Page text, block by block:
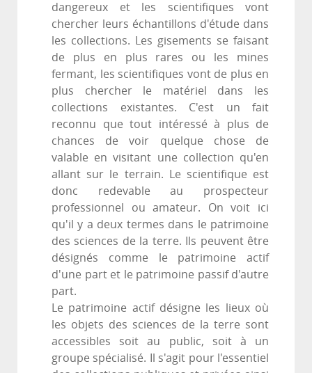
dangereux et les scientifiques vont
chercher leurs échantillons d'étude dans
les collections. Les gisements se faisant
de plus en plus rares ou les mines
fermant, les scientifiques vont de plus en
plus chercher le matériel dans les
collections existantes. C'est un fait
reconnu que tout intéressé à plus de
chances de voir quelque chose de
valable en visitant une collection qu'en
allant sur le terrain. Le scientifique est
donc redevable au prospecteur
professionnel ou amateur. On voit ici
qu'il y a deux termes dans le patrimoine
des sciences de la terre. Ils peuvent être
désignés comme le patrimoine actif
d'une part et le patrimoine passif d'autre
part.
Le patrimoine actif désigne les lieux où
les objets des sciences de la terre sont
accessibles soit au public, soit à un
groupe spécialisé. Il s'agit pour l'essentiel